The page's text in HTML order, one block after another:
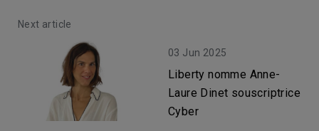
Next article
03 Jun 2025
Liberty nomme Anne-
Laure Dinet souscriptrice
Cyber